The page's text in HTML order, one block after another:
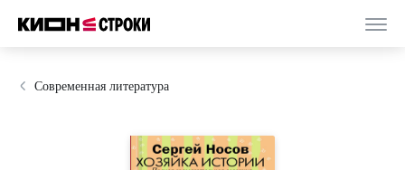
Современная литература